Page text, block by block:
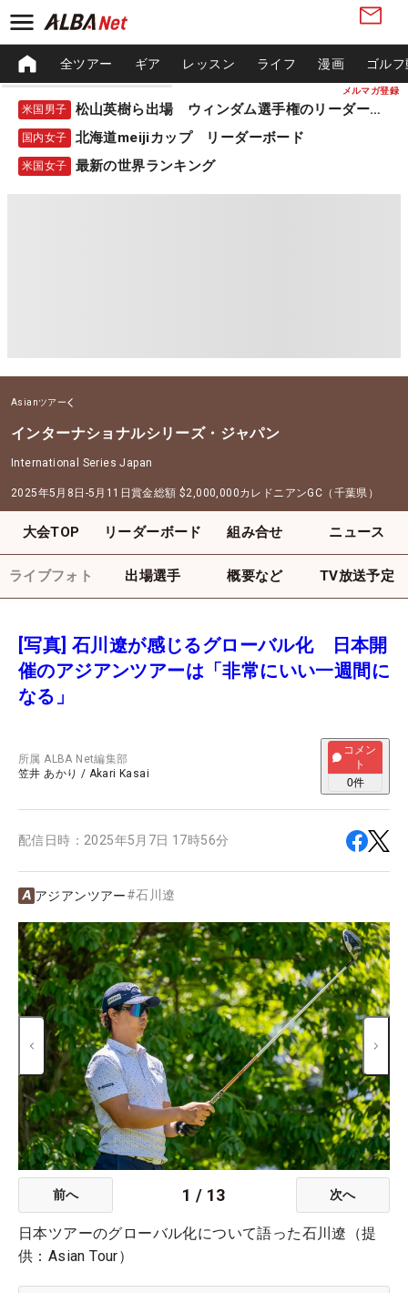
メルマガ登録
全ツアー ギア レッスン ライフ 漫画 ゴル
米国男子 松山英樹ら出場 ウィンダム選手権のリーダーボード
国内女子 北海道meijiカップ リーダーボード
米国女子 最新の世界ランキング
Asianツアー
インターナショナルシリーズ・ジャパン
International Series Japan
2025年5月8日-5月11日賞金総額 $2,000,000カレドニアンGC（千葉県）
大会TOP リーダーボード 組み合せ ニュース
ライブフォト 出場選手 概要など TV放送予定
[写真] 石川遼が感じるグローバル化 日本開
催のアジアンツアーは「非常にいい一週間に
なる」
所属ALBA Net編集部
笠井 あかり / Akari Kasai
コメン
ト
0件
配信日時： 2025年5月7日 17時56分
アジアンツアー#石川遼
前へ 1 / 13 次へ
日本ツアーのグローバル化について語った石川遼（提
供：Asian Tour）